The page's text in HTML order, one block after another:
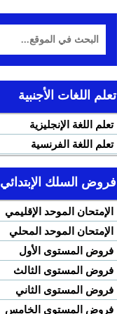
تعلم اللغات الأجنبية
تعلم اللغة الإنجليزية
تعلم اللغة الفرنسية
فروض السلك الإبتدائي
الإمتحان الموحد الإقليمي
الإمتحان الموحد المحلي
فروض المستوى الأول
فروض المستوى الثالث
فروض المستوى الثاني
فروض المستوى الخامس